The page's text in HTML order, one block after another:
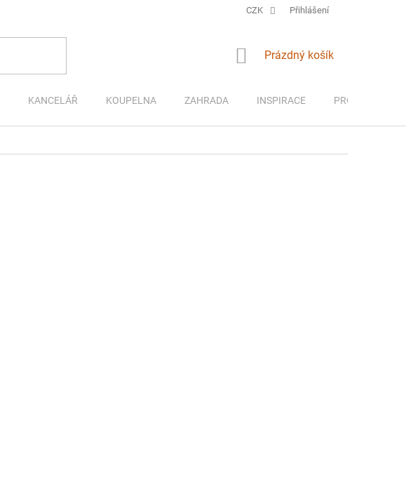
CZK Přihlášení
NÁKUPNÍ
Prázdný košík
KANCELÁŘ KOUPELNA ZAHRADA INSPIRACE PRO DĚTI